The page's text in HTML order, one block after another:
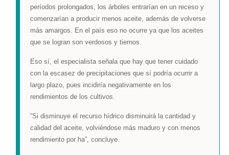
períodos prolongados, los árboles entrarían en un receso y
comenzarían a producir menos aceite, además de volverse
más amargos. En el país eso no ocurre ya que los aceites
que se logran son verdosos y tiernos.
Eso sí, el especialista señala que hay que tener cuidado
con la escasez de precipitaciones que sí podría ocurrir a
largo plazo, pues incidiría negativamente en los
rendimientos de los cultivos.
“Si disminuye el recurso hídrico disminuirá la cantidad y
calidad del aceite, volviéndose más maduro y con menos
rendimiento por ha”, concluye.